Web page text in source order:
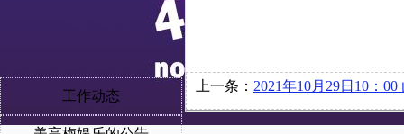
工作动态
上一条： 2021年10月29日10：00 山东电力设备有限公司在博文